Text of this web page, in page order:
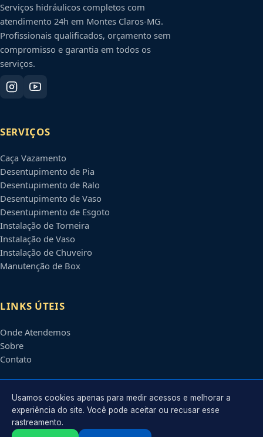
Serviços hidráulicos completos com
atendimento 24h em Montes Claros-MG.
Profissionais qualificados, orçamento sem
compromisso e garantia em todos os
serviços.
SERVIÇOS
Caça Vazamento
Desentupimento de Pia
Desentupimento de Ralo
Desentupimento de Vaso
Desentupimento de Esgoto
Instalação de Torneira
Instalação de Vaso
Instalação de Chuveiro
Manutenção de Box
LINKS ÚTEIS
Onde Atendemos
Sobre
Contato
CONTATO
Atendimento em
Usamos cookies apenas para medir acessos e melhorar a
experiência do site. Você pode aceitar ou recusar esse
rastreamento.